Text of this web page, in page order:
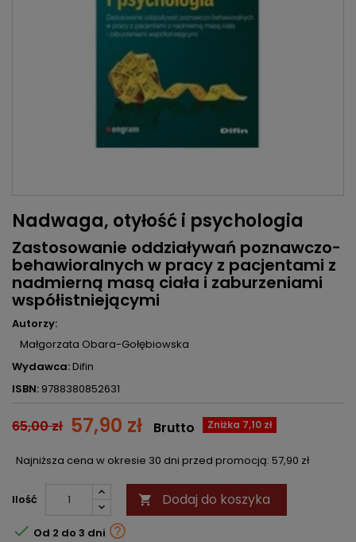
Nadwaga, otyłość i psychologia
Zastosowanie oddziaływań poznawczo-
behawioralnych w pracy z pacjentami z
nadmierną masą ciała i zaburzeniami
współistniejącymi
Autorzy:
Małgorzata Obara-Gołębiowska
Wydawca:Difin
ISBN: 9788380852631
65,00 zł 57,90 zł Zniżka 7,10 zł
Brutto
Najniższa cena w okresie 30 dni przed promocją: 57,90 zł
Ilość  Dodaj do koszyka
 Od 2 do 3 dni 